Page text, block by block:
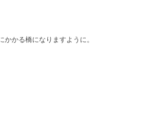
かる橋になりますように。